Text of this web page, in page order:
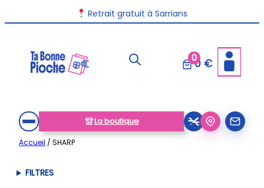
au
Retrait gratuit à Sarrians
00 €
La boutique
Accueil / SHARP
FILTRES